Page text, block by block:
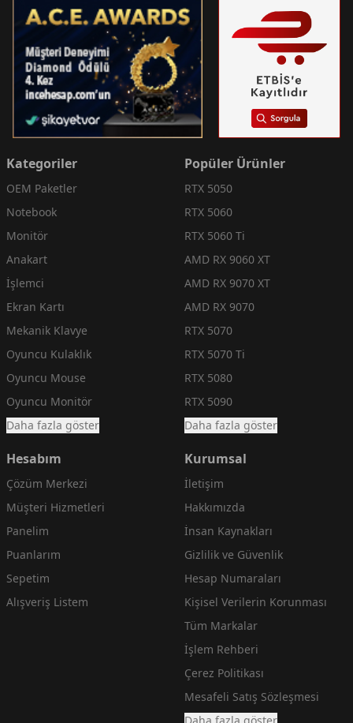
Kategoriler
OEM Paketler
Notebook
Monitör
Anakart
İşlemci
Ekran Kartı
Mekanik Klavye
Oyuncu Kulaklık
Oyuncu Mouse
Oyuncu Monitör
Daha fazla göster
Popüler Ürünler
RTX 5050
RTX 5060
RTX 5060 Ti
AMD RX 9060 XT
AMD RX 9070 XT
AMD RX 9070
RTX 5070
RTX 5070 Ti
RTX 5080
RTX 5090
Daha fazla göster
Hesabım
Çözüm Merkezi
Müşteri Hizmetleri
Panelim
Puanlarım
Sepetim
Alışveriş Listem
Kurumsal
İletişim
Hakkımızda
İnsan Kaynakları
Gizlilik ve Güvenlik
Hesap Numaraları
Kişisel Verilerin Korunması
Tüm Markalar
İşlem Rehberi
Çerez Politikası
Mesafeli Satış Sözleşmesi